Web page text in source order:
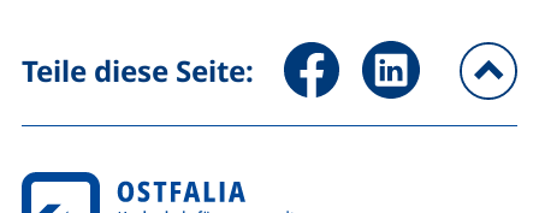
Teile diese Seite: Seite über Facebook teilen
Seite über